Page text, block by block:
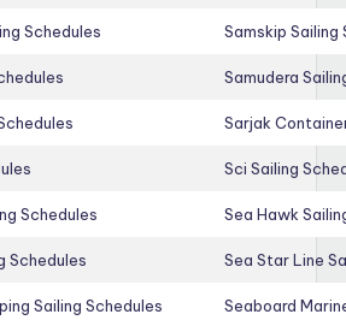
Schedules Samskip Sailing
Samudera
Sarjak
Sci Sailing
Schedules Sea Hawk
Schedules Sea Star Line
Sailing Schedules Seaboard